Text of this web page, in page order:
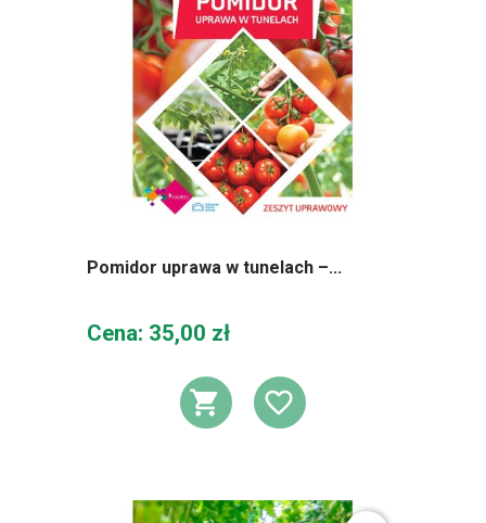
Pomidor uprawa w tunelach –...
Cena
Cena: 35,00 zł
DODAJ DO
DODAJ DO